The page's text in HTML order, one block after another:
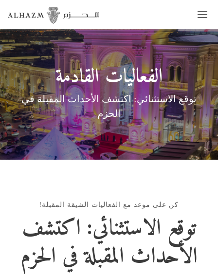
الفعاليات القادمة
توقع الاستثنائي: اكتشف الأحداث المقبلة في
الحزم
كن على موعد مع الفعاليات الشيقة المقبلة!
توقع الاستثنائي: اكتشف
الأحداث المقبلة في الحزم